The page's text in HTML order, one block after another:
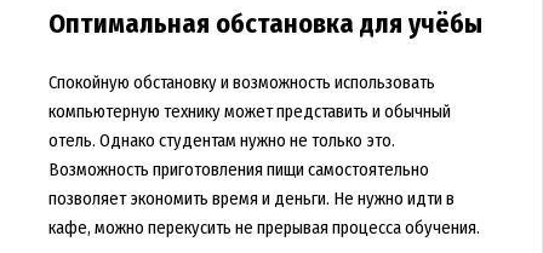
Оптимальная обстановка для учёбы
Спокойную обстановку и возможность использовать
компьютерную технику может представить и обычный
отель. Однако студентам нужно не только это.
Возможность приготовления пищи самостоятельно
позволяет экономить время и деньги. Не нужно идти в
кафе, можно перекусить не прерывая процесса обучения.